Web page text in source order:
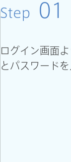
Step 01
ログイン画面
とパスワード